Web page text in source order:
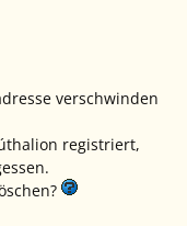
verschwinden
registriert,